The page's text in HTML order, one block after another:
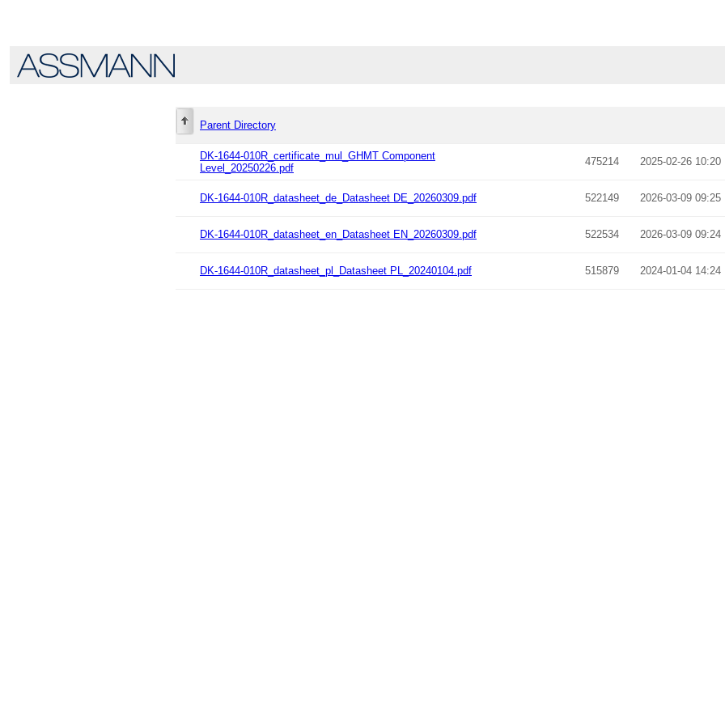
Parent Directory
DK-1644-010R_certificate_mul_GHMT Component
Level_20250226.pdf
475214 2025-02-26 10:20
DK-1644-010R_datasheet_de_Datasheet DE_20260309.pdf 522149 2026-03-09 09:25
DK-1644-010R_datasheet_en_Datasheet EN_20260309.pdf 522534 2026-03-09 09:24
DK-1644-010R_datasheet_pl_Datasheet PL_20240104.pdf 515879 2024-01-04 14:24